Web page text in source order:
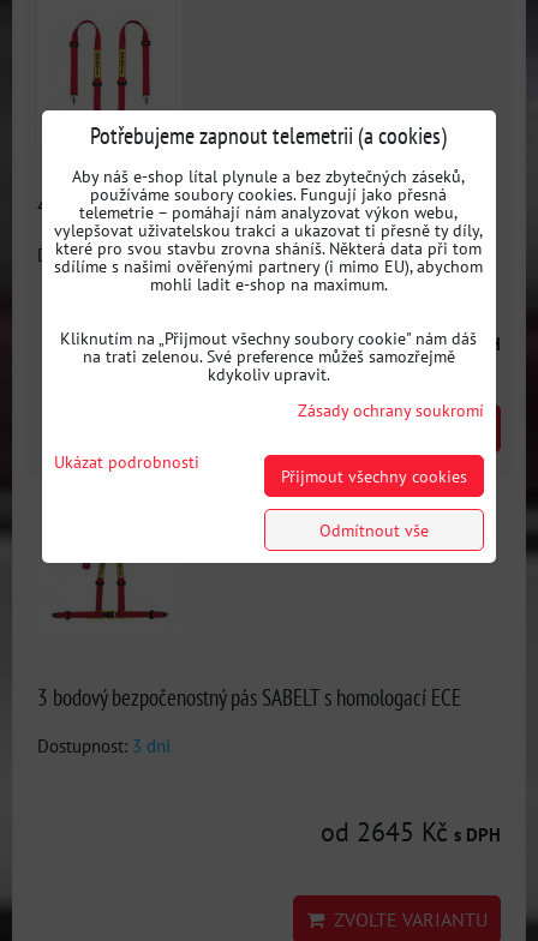
4 bodový bezpočenostný pás SABELT s homologací ECE
Dostupnost:3 dni
od 3061 Kčs DPH
3 bodový bezpočenostný pás SABELT s homologací ECE
Dostupnost: 3 dni
od 2645 Kč s DPH
ZVOLTE VARIANTU
Potřebujeme zapnout telemetrii (a cookies)
Aby náš e-shop lítal plynule a bez zbytečných záseků,
používáme soubory cookies. Fungují jako přesná
telemetrie – pomáhají nám analyzovat výkon webu,
vylepšovat uživatelskou trakci a ukazovat ti přesně ty díly,
které pro svou stavbu zrovna sháníš. Některá data při tom
sdílíme s našimi ověřenými partnery (i mimo EU), abychom
mohli ladit e-shop na maximum.
Kliknutím na „Přijmout všechny soubory cookie" nám dáš
na trati zelenou. Své preference můžeš samozřejmě
kdykoliv upravit.
Zásady ochrany soukromí
Ukázat podrobnosti
Přijmout všechny cookies
Odmítnout vše